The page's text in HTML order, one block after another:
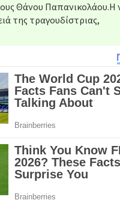
Θάνου Παπανικολάου.Η
της τραγουδίστριας,